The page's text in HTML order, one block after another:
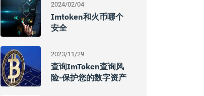
2024/02/04
Imtoken和火币哪个
安全
2023/11/29
查询imToken查询风
险-保护您的数字资产